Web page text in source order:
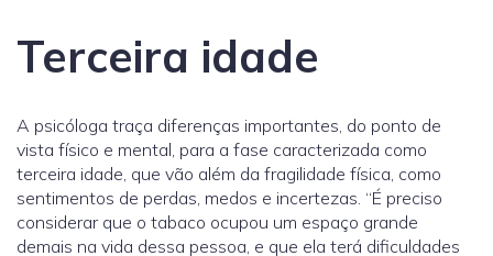
Terceira idade
A psicóloga traça diferenças importantes, do ponto de
vista físico e mental, para a fase caracterizada como
terceira idade, que vão além da fragilidade física, como
sentimentos de perdas, medos e incertezas. “É preciso
considerar que o tabaco ocupou um espaço grande
demais na vida dessa pessoa, e que ela terá dificuldades